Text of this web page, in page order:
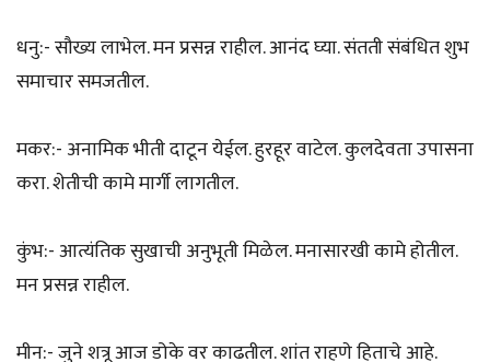
धनु:- सौख्य लाभेल. मन प्रसन्न राहील. आनंद घ्या. संतती संबंधित शुभ
समाचार समजतील.
मकर:- अनामिक भीती दाटून येईल. हुरहूर वाटेल. कुलदेवता उपासना
करा. शेतीची कामे मार्गी लागतील.
कुंभ:- आत्यंतिक सुखाची अनुभूती मिळेल. मनासारखी कामे होतील.
मन प्रसन्न राहील.
मीन:- जुने शत्रू आज डोके वर काढतील. शांत राहणे हिताचे आहे.